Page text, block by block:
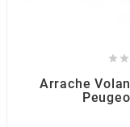
 
Arrache